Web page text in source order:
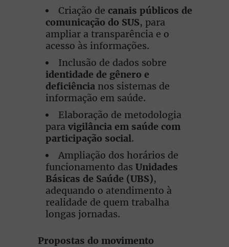
Criação de canais públicos de
comunicação do SUS, para
ampliar a transparência e o
acesso às informações.
Inclusão de dados sobre
identidade de gênero e
deficiência nos sistemas de
informação em saúde.
Elaboração de metodologia
para vigilância em saúde com
participação social.
Ampliação dos horários de
funcionamento das Unidades
Básicas de Saúde (UBS),
adequando o atendimento à
realidade de quem trabalha
longas jornadas.
Propostas do movimento